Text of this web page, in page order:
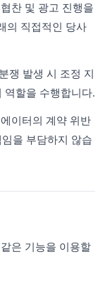
찬 및 광고 진행을
의 직접적인 당사
쟁 발생 시 조정 지
역할을 수행합니다.
이터의 계약 위반
을 부담하지 않습
은 기능을 이용할